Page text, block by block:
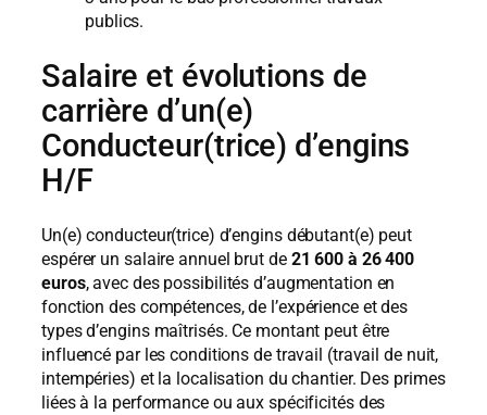
publics.
Salaire et évolutions de
carrière d’un(e)
Conducteur(trice) d’engins
H/F
Un(e) conducteur(trice) d’engins débutant(e) peut
espérer un salaire annuel brut de 21 600 à 26 400
euros, avec des possibilités d’augmentation en
fonction des compétences, de l’expérience et des
types d’engins maîtrisés. Ce montant peut être
influencé par les conditions de travail (travail de nuit,
intempéries) et la localisation du chantier. Des primes
liées à la performance ou aux spécificités des